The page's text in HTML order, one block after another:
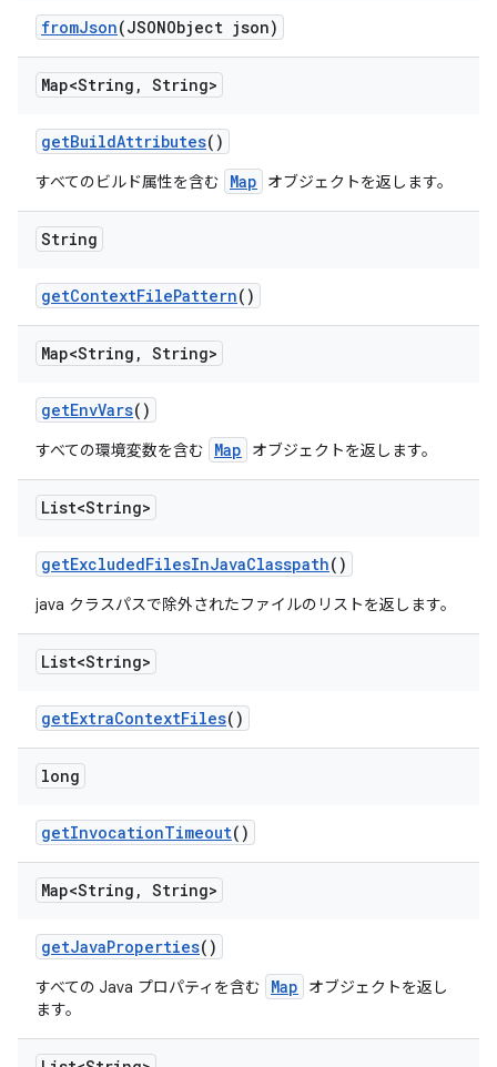
fromJson(JSONObject json)
Map<String , String>
getBuildAttributes()
すべてのビルド属性を含む Map オブジェクトを返します。
String
getContextFilePattern()
Map<String , String>
getEnvVars()
すべての環境変数を含む Map オブジェクトを返します。
List<String>
getExcludedFilesInJavaClasspath()
java クラスパスで除外されたファイルのリストを返します。
List<String>
getExtraContextFiles()
long
getInvocationTimeout()
Map<String , String>
getJavaProperties()
すべての Java プロパティを含む Map
オブジェクトを返し
ます。